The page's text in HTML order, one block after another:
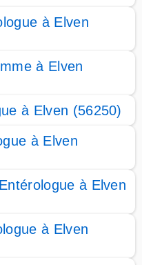
à Elven
à Elven
à Elven (56250)
à Elven
à Elven
à Elven